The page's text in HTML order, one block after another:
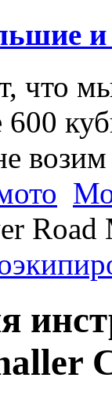
что
600